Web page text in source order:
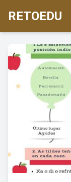
RETOEDU